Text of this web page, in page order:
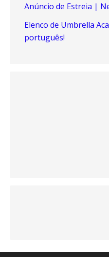
Anúncio de Estreia |
Elenco de Umbrella
português!